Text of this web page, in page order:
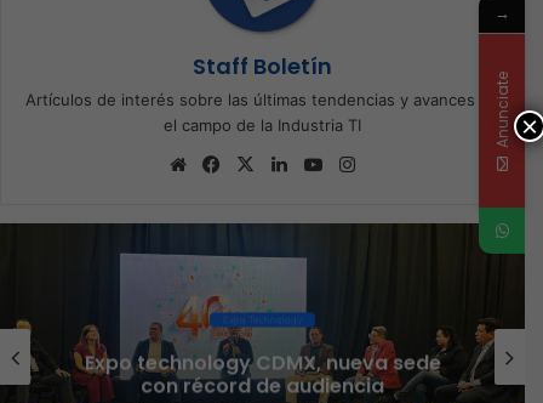
Staff Boletín
Artículos de interés sobre las últimas tendencias y avances en
el campo de la Industria TI
Sitio
Facebook
X LinkedInYouTube
Ciberseguridad
Veeam nombra a Fernando Zambrana
Country Manager para México
×
→
Anunciate